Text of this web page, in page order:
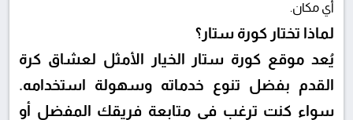
أي مكان.
لماذا تختار كورة ستار؟
يُعد موقع كورة ستار الخيار الأمثل لعشاق كرة
القدم بفضل تنوع خدماته وسهولة استخدامه.
سواء كنت ترغب في متابعة فريقك المفضل أو